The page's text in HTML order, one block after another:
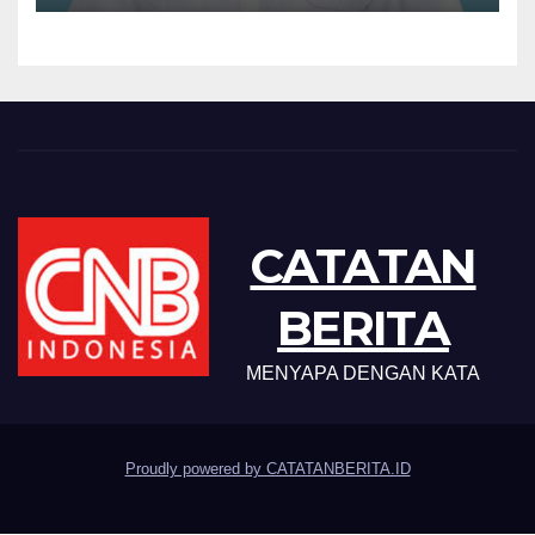
CATATAN
BERITA
MENYAPA DENGAN KATA
Proudly powered by CATATANBERITA.ID